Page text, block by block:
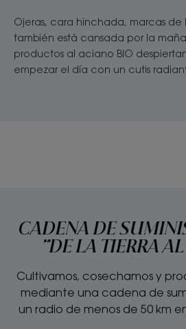
Ojeras, cara hinchada, marcas de
también está cansada por la
productos al aciano BIO
empezar el día con un cutis
CADENA DE
“DE LA TIERRA
Cultivamos, cosechamos y
mediante una cadena de
un radio de menos de 50 km